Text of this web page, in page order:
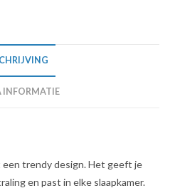
INFORMATIE
trendy design. Het geeft je
en past in elke slaapkamer.